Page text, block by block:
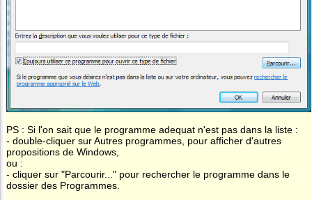
PS : Si l'on sait que le programme adequat n'est pas dans la liste :
- double-cliquer sur Autres programmes, pour afficher d'autres
propositions de Windows,
ou :
- cliquer sur "Parcourir..." pour rechercher le programme dans le
dossier des Programmes.